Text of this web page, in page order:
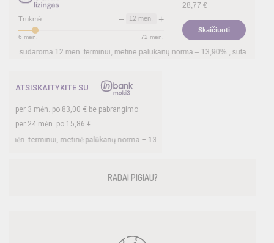
Trukmė: − 12 mėn. +
6 mėn. 72 mėn.
28,77 €
Skaičiuoti
12mėn. terminui, metinė palūkanų norma – 13,90%, sutarties sudarymo
ATSISKAITYKITE SU
per 3 mėn. po 83,00 € be pabrangimo
per 24 mėn. po 15,86 €
metinė palūkanų norma –13,9%, sutarties sudarymo mokestis -
RADAI PIGIAU?